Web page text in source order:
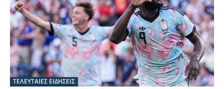
ΤΕΛΕΥΤΑΙΕΣ ΕΙΔΗΣΕΙΣ